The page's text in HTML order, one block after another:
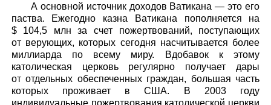
А основной источник доходов Ватикана — это его
паства. Ежегодно казна Ватикана пополняется на
$ 104,5 млн за счет пожертвований, поступающих
от верующих, которых сегодня насчитывается более
миллиарда по всему миру. Вдобавок к этому
католическая церковь регулярно получает дары
от отдельных обеспеченных граждан, большая часть
которых проживает в США. В 2003 году
индивидуальные пожертвования католической церкви